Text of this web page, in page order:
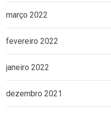
março 2022
fevereiro 2022
janeiro 2022
dezembro 2021